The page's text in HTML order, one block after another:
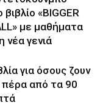
«BIGGER
με μαθήματα
νέα γενιά
για όσους ζουν
από τα 90